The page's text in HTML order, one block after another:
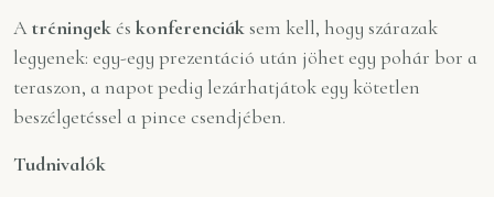
Atréningekés konferenciáksem kell, hogy szárazak
legyenek: egy-egy prezentáció után jöhet egy pohár bor a
teraszon, a napot pedig lezárhatjátok egy kötetlen
beszélgetéssel a pince csendjében.
Tudnivalók